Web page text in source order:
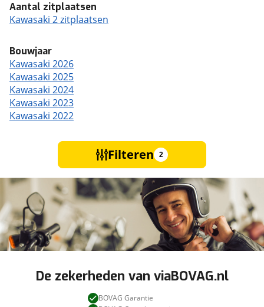
Aantal zitplaatsen
Kawasaki 2 zitplaatsen
Bouwjaar
Kawasaki 2026
Kawasaki 2025
Kawasaki 2024
Kawasaki 2023
Kawasaki 2022
Filteren 2
De zekerheden van viaBOVAG.nl
BOVAG Garantie